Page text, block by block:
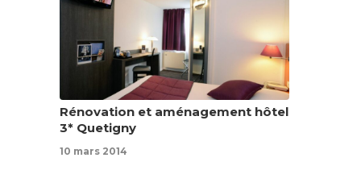
Rénovation et aménagement hôtel
3* Quetigny
10 mars 2014